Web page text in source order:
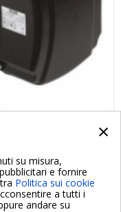
×
su misura,
e fornire
Politica sui cookie
a tutti i
andare su